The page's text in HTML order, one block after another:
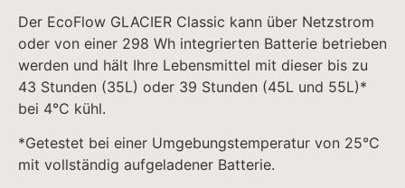
Der EcoFlow GLACIER Classic kann über Netzstrom
oder von einer 298 Wh integrierten Batterie betrieben
werden und hält Ihre Lebensmittel mit dieser bis zu
43 Stunden (35L) oder 39 Stunden (45L und 55L)*
bei 4°C kühl.
*Getestet bei einer Umgebungstemperatur von 25°C
mit vollständig aufgeladener Batterie.